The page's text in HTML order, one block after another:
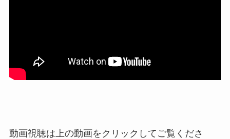
動画視聴は上の動画をクリックしてご覧くださ